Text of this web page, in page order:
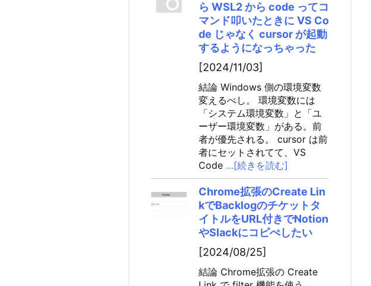
ら WSL2 から code ってコ
マンド叩いたときに VS Co
de じゃなく cursor が起動
するようになっちゃった
[2024/11/03]
結論 Windows 側の環境変数
変えるべし。 環境変数には
「システム環境変数」と「ユ
ーザー環境変数」がある。前
者が優先される。 cursor は前
者にセットされてて、VS
Code …[続きを読む]
Chrome拡張のCreate Lin
kでBacklogのチケットタ
イトルをURL付きでNotion
やSlackにコピぺしたい
[2024/08/25]
結論 Chrome拡張の Create